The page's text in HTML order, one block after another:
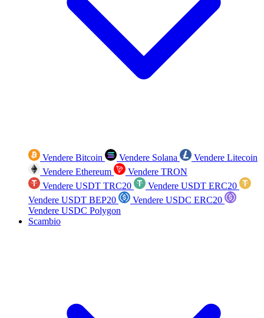
Vendere Bitcoin Vendere Solana
Vendere Litecoin
Vendere Ethereum
Vendere TRON
Vendere USDT TRC20
Vendere USDT ERC20
Vendere USDT BEP20
Vendere USDC ERC20
Vendere USDC Polygon
Scambio